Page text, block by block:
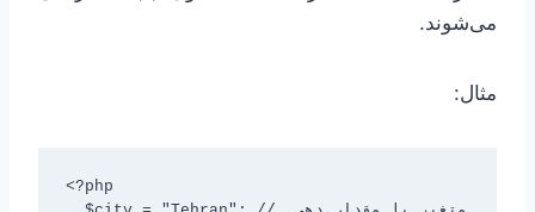
می‌شوند.
مثال:
<?php